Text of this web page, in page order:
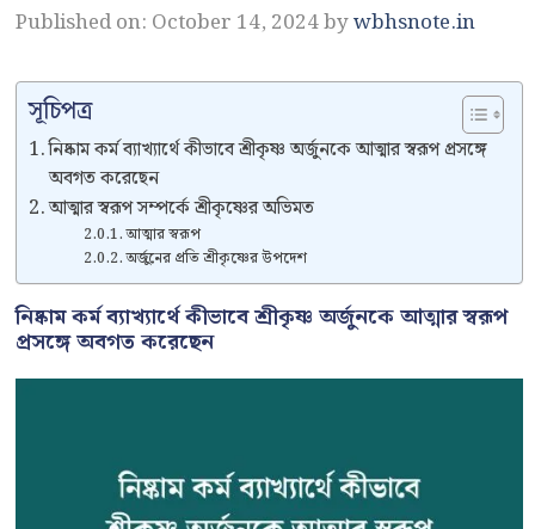
Published on: October 14, 2024bywbhsnote.in
সূচিপত্র
নিষ্কাম কর্ম ব্যাখ্যার্থে কীভাবে শ্রীকৃষ্ণ অর্জুনকে আত্মার স্বরূপ প্রসঙ্গে
অবগত করেছেন
আত্মার স্বরূপ সম্পর্কে শ্রীকৃষ্ণের অভিমত
আত্মার স্বরূপ
অর্জুনের প্রতি শ্রীকৃষ্ণের উপদেশ
নিষ্কাম কর্ম ব্যাখ্যার্থে কীভাবে শ্রীকৃষ্ণ অর্জুনকে আত্মার স্বরূপ
প্রসঙ্গে অবগত করেছেন